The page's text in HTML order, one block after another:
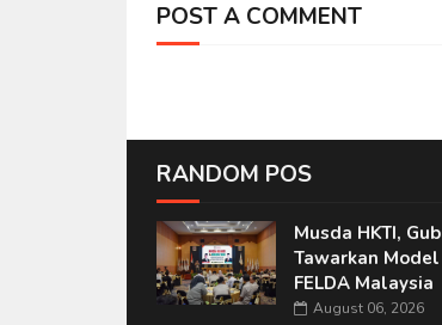
POST A COMMENT
RANDOM POS
Musda HKTI,
Tawarkan
FELDA Malaysia
August 06, 2026